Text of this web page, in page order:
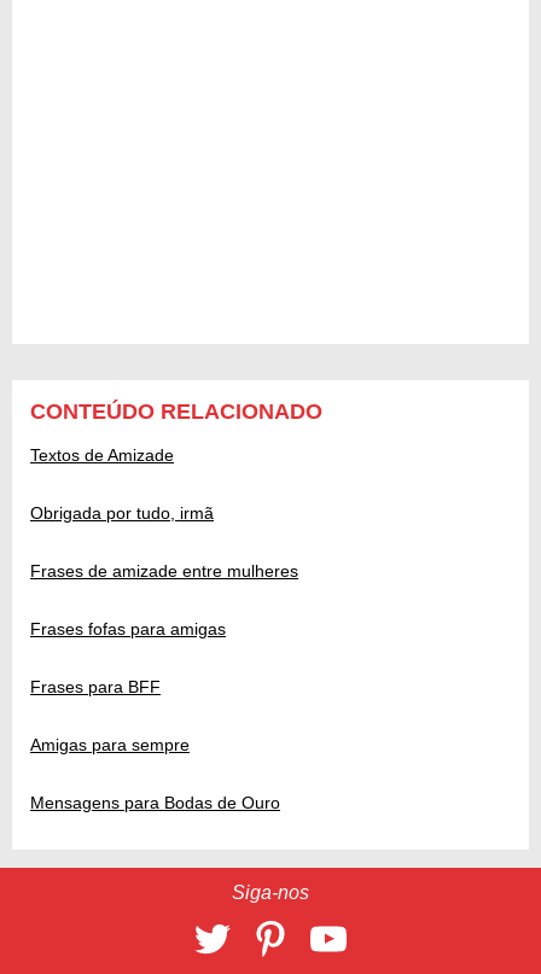
CONTEÚDO RELACIONADO
Textos de Amizade
Obrigada por tudo, irmã
Frases de amizade entre mulheres
Frases fofas para amigas
Frases para BFF
Amigas para sempre
Mensagens para Bodas de Ouro
Siga-nos